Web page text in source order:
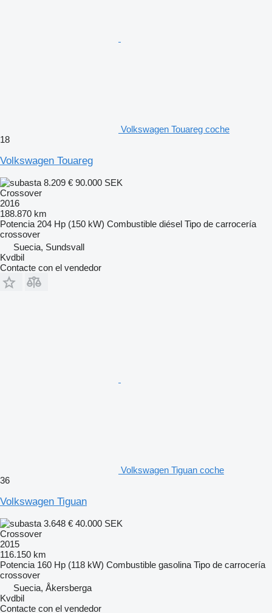
Volkswagen Touareg coche
18
Volkswagen Touareg
8.209 € 90.000 SEK
Crossover
2016
188.870 km
Potencia 204 Hp (150 kW) Combustible diésel Tipo de carrocería
crossover
Suecia, Sundsvall
Kvdbil
Contacte con el vendedor
Volkswagen Tiguan coche
36
Volkswagen Tiguan
3.648 € 40.000 SEK
Crossover
2015
116.150 km
Potencia 160 Hp (118 kW) Combustible gasolina Tipo de carrocería
crossover
Suecia, Åkersberga
Kvdbil
Contacte con el vendedor